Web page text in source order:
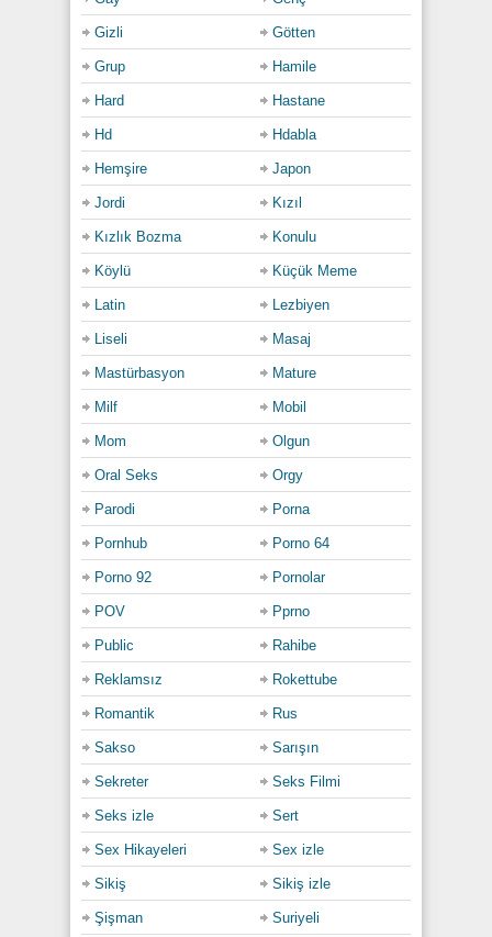
Gizli Götten
Grup Hamile
Hard Hastane
Hd Hdabla
Hemşire Japon
Jordi Kızıl
Kızlık Bozma Konulu
Köylü Küçük Meme
Latin Lezbiyen
Liseli Masaj
Mastürbasyon Mature
Milf Mobil
Mom Olgun
Oral Seks Orgy
Parodi Porna
Pornhub Porno 64
Porno 92 Pornolar
POV Pprno
Public Rahibe
Reklamsız Rokettube
Romantik Rus
Sakso Sarışın
Sekreter Seks Filmi
Seks izle Sert
Sex Hikayeleri Sex izle
Sikiş Sikiş izle
Şişman Suriyeli